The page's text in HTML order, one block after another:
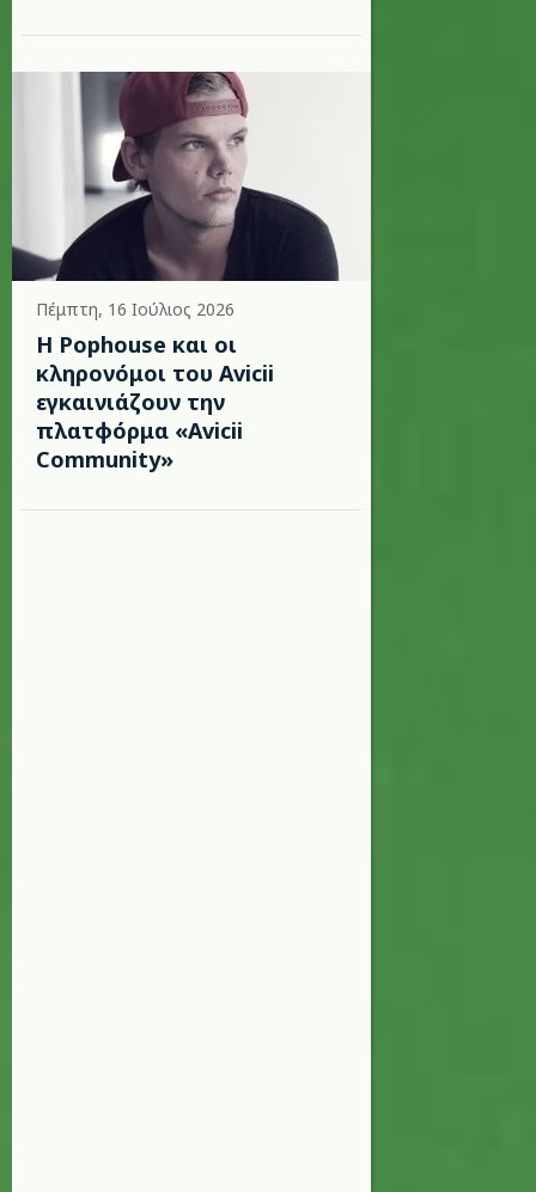
Πέμπτη, 16 Ιούλιος 2026
Η Pophouse και οι
κληρονόμοι του Avicii
εγκαινιάζουν την
πλατφόρμα «Avicii
Community»